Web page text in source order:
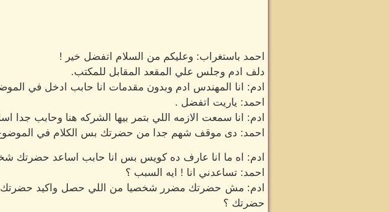
احمد باستغراب: وعليكم من السلام اتفضل خير !
دلف ادم وجلس علي المقعد المقابل للمكتب.
ادم: انا المهندس ادم وبدون مقدمات انا حابب ادخل في
احمد: ياريت اتفضل .
ادم: انا سمعت الازمه اللي بتمر بيها الشركه هنا وحابب
احمد: دى موقف شهم جدا من حضرتك بس الكلام في
ادم: اه ما انا عارف ده كويس بس انا حابب اساعد حضرتك
احمد: تساعدني انا ! ايه السبب ؟
ادم: مش حضرتك مضرر شخصيا من اللي حصل واكيد حضرتك
حضرتك ؟